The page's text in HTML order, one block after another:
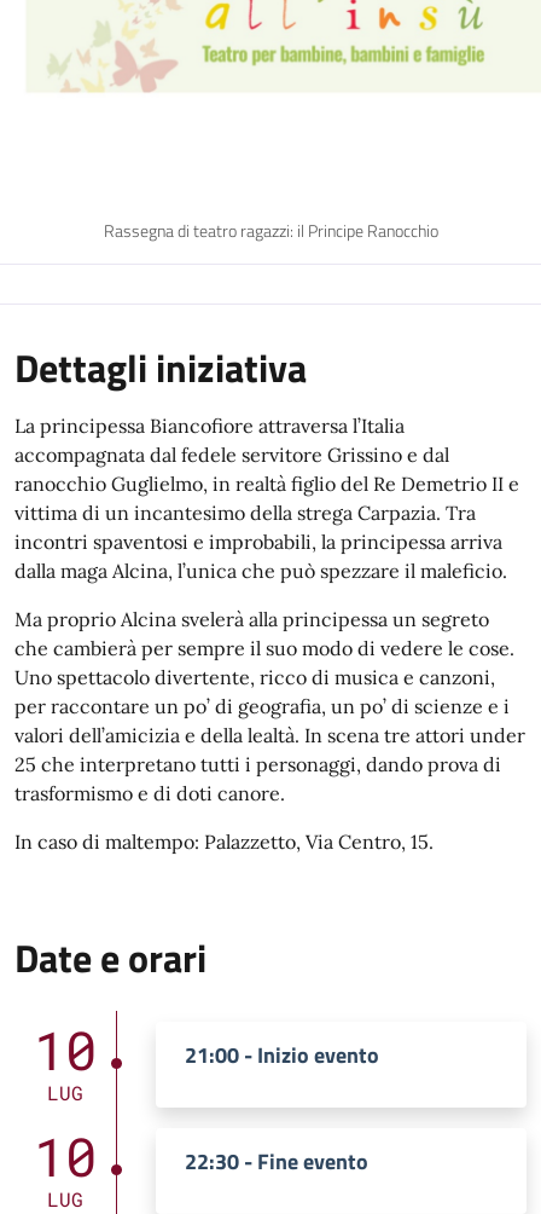
Rassegna di teatro ragazzi: il Principe Ranocchio
Dettagli iniziativa
La principessa Biancofiore attraversa l’Italia
accompagnata dal fedele servitore Grissino e dal
ranocchio Guglielmo, in realtà figlio del Re Demetrio II e
vittima di un incantesimo della strega Carpazia. Tra
incontri spaventosi e improbabili, la principessa arriva
dalla maga Alcina, l’unica che può spezzare il maleficio.
Ma proprio Alcina svelerà alla principessa un segreto
che cambierà per sempre il suo modo di vedere le cose.
Uno spettacolo divertente, ricco di musica e canzoni,
per raccontare un po’ di geografia, un po’ di scienze e i
valori dell’amicizia e della lealtà. In scena tre attori under
25 che interpretano tutti i personaggi, dando prova di
trasformismo e di doti canore.
In caso di maltempo: Palazzetto, Via Centro, 15.
Date e orari
10
LUG
21:00 - Inizio evento
10
LUG
22:30 - Fine evento